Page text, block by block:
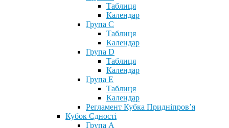
Таблиця
Календар
Група С
Таблиця
Календар
Група D
Таблиця
Календар
Група Е
Таблиця
Календар
Регламент Кубка Придніпров’я
Кубок Єдності
Група А